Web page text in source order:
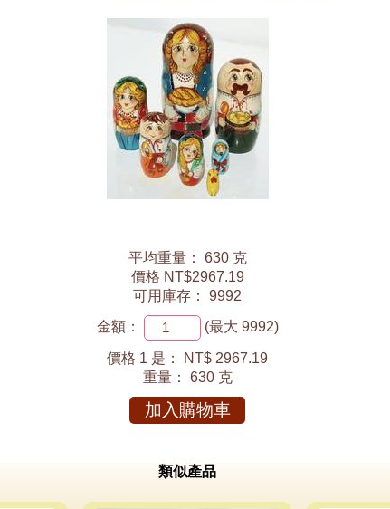
平均重量： 630 克
價格 NT$2967.19
可用庫存： 9992
金額： (最大 9992)
價格 1 是：
NT$ 2967.19
重量： 630 克
加入購物車
類似產品